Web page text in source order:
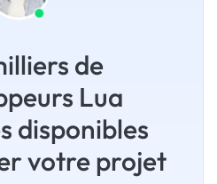
de
Lua
disponibles
votre projet